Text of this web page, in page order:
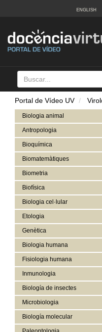
ENGLISH
Buscar
Portal de Vídeo UV
Biologia animal
Antropologia
Bioquímica
Biomatemàtiques
Biometria
Biofísica
Biologia cel·lular
Etologia
Genètica
Biologia humana
Fisiologia humana
Inmunologia
Biología de insectes
Microbiologia
Biología molecular